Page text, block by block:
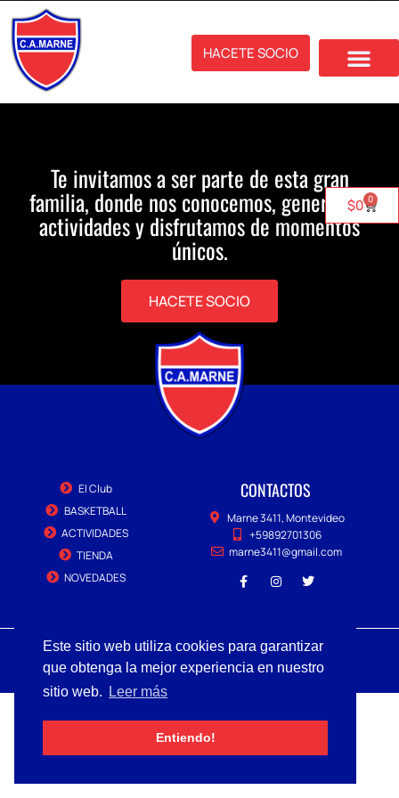
Este sitio web utiliza cookies para garantizar
que obtenga la mejor experiencia en nuestro
sitio web.
Leer más
Entiendo!
HACETE SOCIO
$0 0
Te invitamos a ser parte de esta gran
familia, donde nos conocemos, generamos
actividades y disfrutamos de momentos
únicos.
HACETE SOCIO
El Club
BASKETBALL
ACTIVIDADES
TIENDA
NOVEDADES
CONTACTOS
Marne 3411, Montevideo
+59892701306
marne3411@gmail.com
Copyright © 2022 MARNE, Todos los derechos reservados.